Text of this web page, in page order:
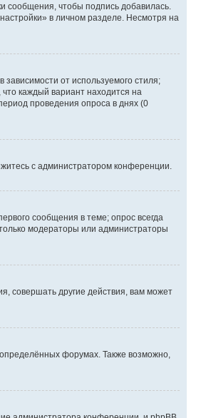
сообщения, чтобы подпись добавилась.
в личном разделе. Несмотря на
от используемого стиля;
каждый вариант находится на
проведения опроса в днях (0
с администратором конференции.
сообщения в теме; опрос всегда
модераторы или администраторы
совершать другие действия, вам может
форумах. Также возможно,